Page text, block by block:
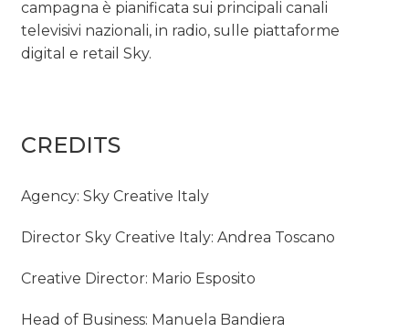
campagna è pianificata sui principali canali
televisivi nazionali, in radio, sulle piattaforme
digital e retail Sky.
CREDITS
Agency: Sky Creative Italy
Director Sky Creative Italy: Andrea Toscano
Creative Director: Mario Esposito
Head of Business: Manuela Bandiera